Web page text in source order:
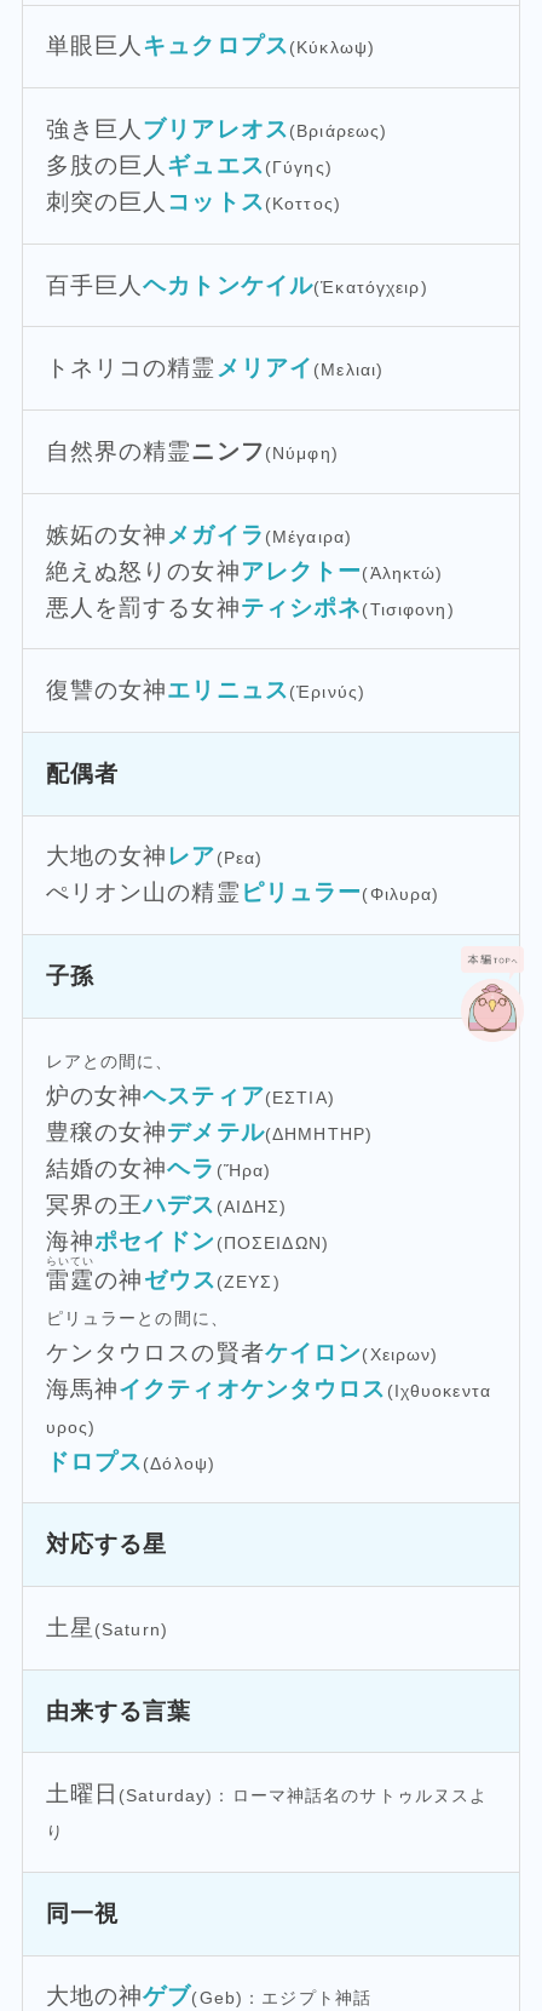
単眼巨人 キュクロプス(Κύκλωψ)
強き巨人 ブリアレオス(Βριάρεως)
多肢の巨人 ギュエス(Γύγης)
刺突の巨人 コットス(Κοττος)
百手巨人ヘカトンケイル(Ἑκατόγχειρ)
トネリコの精霊メリアイ (Μελιαι)
自然界の精霊ニンフ(Νύμφη)
嫉妬の女神 メガイラ (Μέγαιρα)
絶えぬ怒りの女神アレクトー(Ἀληκτώ)
悪人を罰する女神ティシポネ(Τισιφονη)
復讐の女神エリニュス(Ἐρινύς)
配偶者
大地の女神レア(Ρεα)
ぺリオン山の精霊 ピリュラー(Φιλυρα)
子孫
レアとの間に、
炉の女神ヘスティア(ΕΣΤΙΑ)
豊穣の女神デメテル(ΔΗΜΗΤΗΡ)
結婚の女神ヘラ (Ἥρα)
冥界の王ハデス (ΑΙΔΗΣ)
海神ポセイドン (ΠΟΣΕΙΔΩΝ)
雷霆
らいてい
の神ゼウス(ΖΕΥΣ)
ピリュラーとの間に、
ケンタウロスの賢者ケイロン(Χειρων)
海馬神イクティオケンタウロス (Ιχθυοκεντα
υρος)
ドロプス(Δόλοψ)
対応する星
土星 (Saturn)
由来する言葉
土曜日 (Saturday)：ローマ神話名のサトゥルヌスよ
り
同一視
大地の神ゲブ(Geb)：エジプト神話